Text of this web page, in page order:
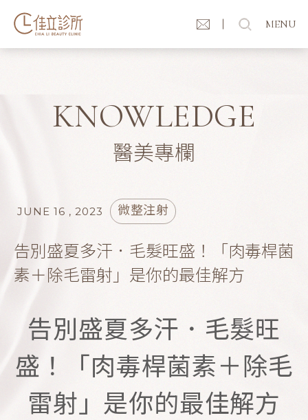
MENU
KNOWLEDGE
醫美專欄
JUNE 16 , 2023 微整注射
告別盛夏多汗．毛髮旺盛！「肉毒桿菌
素＋除毛雷射」是你的最佳解方
告別盛夏多汗．毛髮旺
盛！「肉毒桿菌素＋除毛
雷射」是你的最佳解方